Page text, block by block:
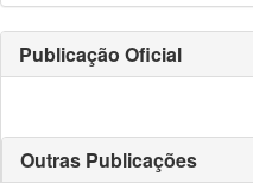
Publicação Oficial
Outras Publicações